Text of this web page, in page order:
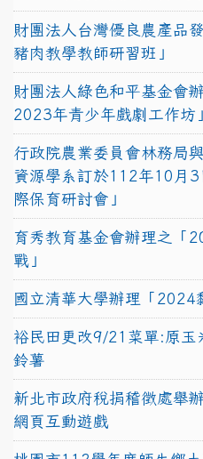
財團法人台灣優良農產品
豬肉教學教師研習班」
財團法人綠色和平基金會
2023年青少年戲劇工作坊
行政院農業委員會林務局
資源學系訂於112年10月
際保育研討會」
育秀教育基金會辦理之「
戰」
國立清華大學辦理「2024
裕民田更改9/21菜單:原玉
鈴薯
新北市政府稅捐稽徵處舉
網頁互動遊戲